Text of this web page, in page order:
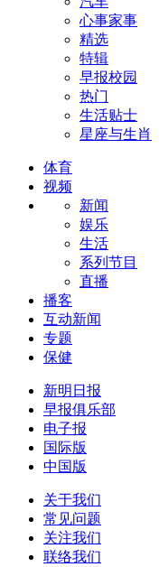
心事家事
精选
特辑
早报校园
热门
生活贴士
星座与生肖
体育
视频
新闻
娱乐
生活
系列节目
直播
播客
互动新闻
专题
保健
新明日报
早报俱乐部
电子报
国际版
中国版
关于我们
常见问题
关注我们
联络我们